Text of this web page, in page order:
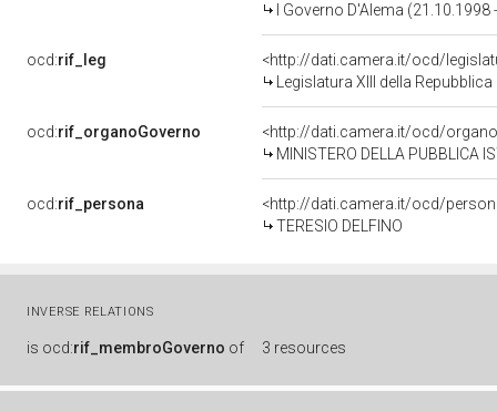
I Governo D'Alema (21.10.1998
ocd:rif_leg
<http://dati.camera.it/ocd/
Legislatura XIII della
ocd:rif_organoGoverno
<http://dati.camera.it/ocd/
MINISTERO DELLA PUBBLICA
ocd:rif_persona
<http://dati.camera.it/ocd/
TERESIO DELFINO
INVERSE RELATIONS
is ocd:rif_membroGoverno of 3 resources